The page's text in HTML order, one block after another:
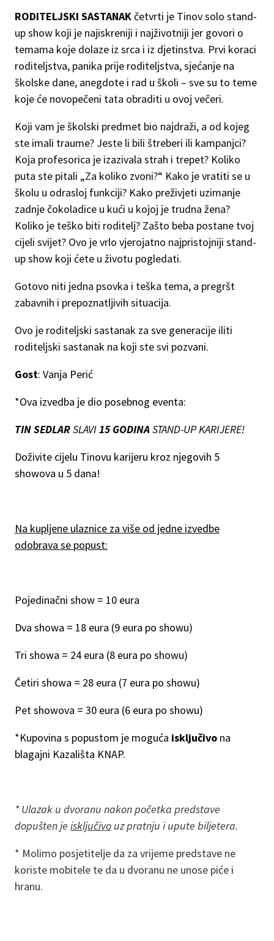
RODITELJSKI SASTANAKčetvrti je Tinov solo stand-
up show koji je najiskreniji i najživotniji jer govori o
temama koje dolaze iz srca i iz djetinstva. Prvi koraci
roditeljstva, panika prije roditeljstva, sjećanje na
školske dane, anegdote i rad u školi – sve su to teme
koje će novopečeni tata obraditi u ovoj večeri.
Koji vam je školski predmet bio najdraži, a od kojeg
ste imali traume? Jeste li bili štreberi ili kampanjci?
Koja profesorica je izazivala strah i trepet? Koliko
puta ste pitali „Za koliko zvoni?“ Kako je vratiti se u
školu u odrasloj funkciji? Kako preživjeti uzimanje
zadnje čokoladice u kući u kojoj je trudna žena?
Koliko je teško biti roditelj? Zašto beba postane tvoj
cijeli svijet? Ovo je vrlo vjerojatno najpristojniji stand-
up show koji ćete u životu pogledati.
Gotovo niti jedna psovka i teška tema, a pregršt
zabavnih i prepoznatljivih situacija.
Ovo je roditeljski sastanak za sve generacije iliti
roditeljski sastanak na koji ste svi pozvani.
Gost: Vanja Perić
*Ova izvedba je dio posebnog eventa:
TIN SEDLARSLAVI15 GODINASTAND-UP KARIJERE!
Doživite cijelu Tinovu karijeru kroz njegovih 5
showova u 5 dana!
Na kupljene ulaznice za više od jedne izvedbe
odobrava se popust:
Pojedinačni show = 10 eura
Dva showa = 18 eura (9 eura po showu)
Tri showa = 24 eura (8 eura po showu)
Četiri showa = 28 eura (7 eura po showu)
Pet showova = 30 eura (6 eura po showu)
*Kupovina s popustom je moguća isključivo na
blagajni Kazališta KNAP.
* Ulazak u dvoranu nakon početka predstave
dopušten je isključivo uz pratnju i upute biljetera.
* Molimo posjetitelje da za vrijeme predstave ne
koriste mobitele te da u dvoranu ne unose piće i
hranu.